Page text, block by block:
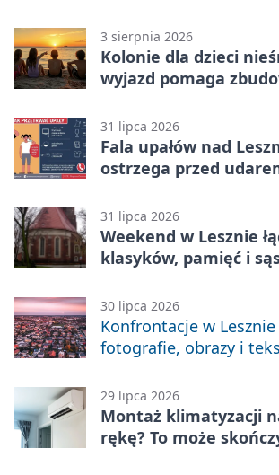
3 sierpnia 2026
Kolonie dla dzieci
wyjazd pomaga
31 lipca 2026
Fala upałów nad
ostrzega przed
31 lipca 2026
Weekend w Lesznie
klasyków, pamięć i
30 lipca 2026
Konfrontacje w
fotografie, obrazy i
29 lipca 2026
Montaż klimatyzacji
rękę? To może